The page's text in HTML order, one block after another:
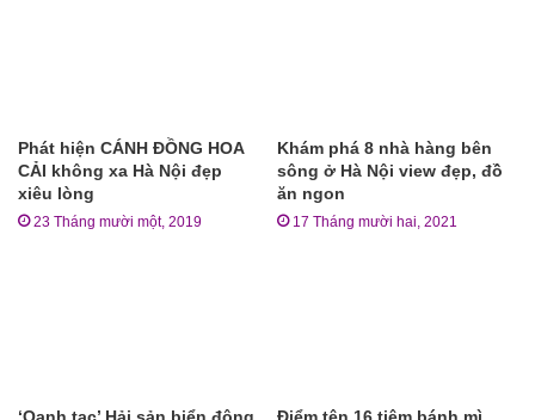
Phát hiện CÁNH ĐỒNG HOA
CẢI không xa Hà Nội đẹp
xiêu lòng
23 Tháng mười một, 2019
Khám phá 8 nhà hàng bên
sông ở Hà Nội view đẹp, đồ
ăn ngon
17 Tháng mười hai, 2021